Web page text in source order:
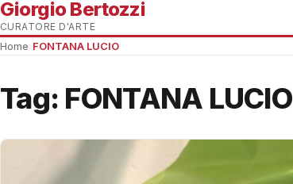
Giorgio Bertozzi
CURATORE D'ARTE
Home FONTANA LUCIO
Tag: FONTANA LUCIO